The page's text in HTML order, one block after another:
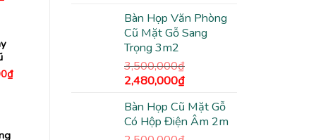
là:
2,500,000₫.
tại
là:
Bàn Họp Văn Phòng
Cũ Mặt Gỗ Sang
Trọng 3m2
3,500,000₫
Giá
là:
3,500,000₫.
2,480,000₫Giá
tại
là:
Bàn Họp Cũ Mặt Gỗ
Có Hộp Điện Âm 2m
₫Giá